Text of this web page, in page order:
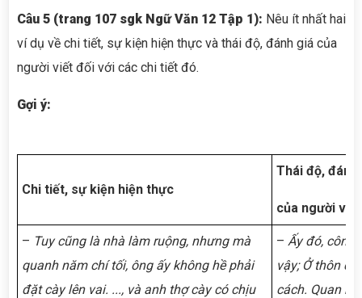
Câu 5 (trang 107 sgk Ngữ Văn 12 Tập 1): Nêu ít nhất hai
ví dụ về chi tiết, sự kiện hiện thực và thái độ, đánh giá của
người viết đối với các chi tiết đó.
Gợi ý:
Chi tiết, sự kiện hiện thực
Thái độ, đánh
của người viết
– Tuy cũng là nhà làm ruộng, nhưng mà
quanh năm chí tối, ông ấy không hề phải
đặt cày lên vai. ..., và anh thợ cày có chịu
– Ấy đó, công
vậy; Ở thôn
cách. Quan